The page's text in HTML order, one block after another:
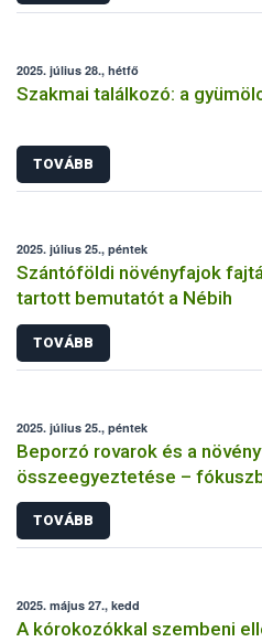
2025. július 28., hétfő
Szakmai találkozó: a
TOVÁBB
2025. július 25., péntek
Szántóföldi növényfajok
tartott bemutatót a Nébih
TOVÁBB
2025. július 25., péntek
Beporzó rovarok és a
összeegyeztetése –
TOVÁBB
2025. május 27., kedd
A kórokozókkal szembeni